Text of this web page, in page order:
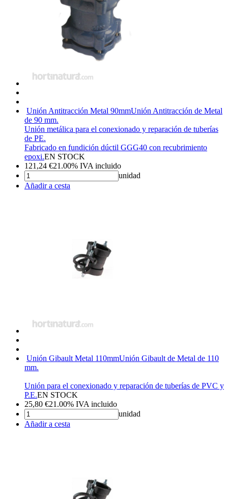
Unión Antitracción Metal 90mmUnión Antitracción de Metal
de 90 mm.
Unión metálica para el conexionado y reparación de tuberías
de PE.
Fabricado en fundición dúctil GGG40 con recubrimiento
epoxi.EN STOCK
121,24 €21.00% IVA incluido
unidad
Añadir a cesta
Unión Gibault Metal 110mmUnión Gibault de Metal de 110
mm.
Unión para el conexionado y reparación de tuberías de PVC y
P.E.EN STOCK
25,80 €21.00% IVA incluido
unidad
Añadir a cesta